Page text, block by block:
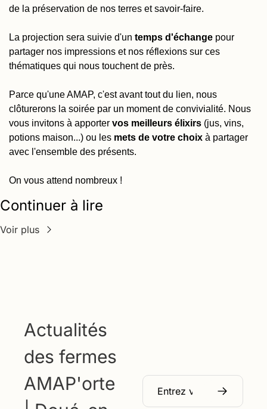
de la préservation de nos terres et savoir-faire.
La projection sera suivie d'un temps d'échange pour
partager nos impressions et nos réflexions sur ces
thématiques qui nous touchent de près.
Parce qu'une AMAP, c'est avant tout du lien, nous
clôturerons la soirée par un moment de convivialité. Nous
vous invitons à apporter vos meilleurs élixirs (jus, vins,
potions maison...) ou les mets de votre choix à partager
avec l'ensemble des présents.
On vous attend nombreux !
Continuer à lire
Voir plus
Actualités
des fermes
AMAP'orte